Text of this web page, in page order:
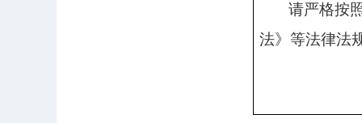
请严格按
法》等法律法